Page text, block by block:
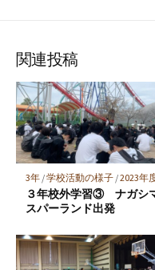
ア
ク
マ
ー
ク
に
保
存
関連投稿
3年/学校活動の様子/2023年
３年校外学習③ ナガシ
スパーランド出発